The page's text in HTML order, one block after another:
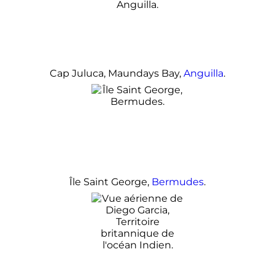
Cap Juluca, Maundays Bay, Anguilla.
Île Saint George, Bermudes.